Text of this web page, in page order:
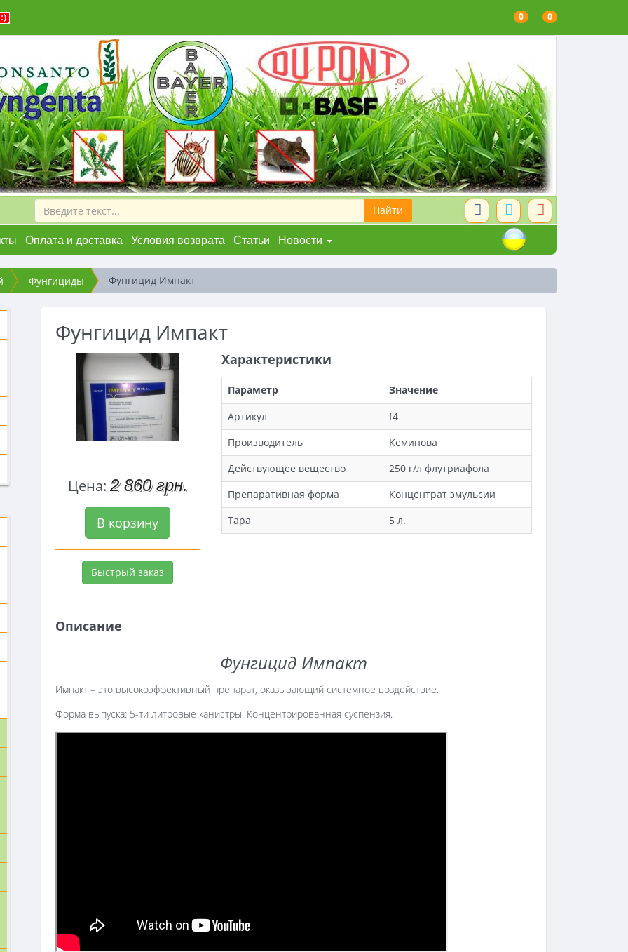
0
0
Оплата и доставка Условия возврата Статьи Новости
Фунгициды Фунгицид Импакт
Фунгицид Импакт
Цена: 2 860 грн.
В корзину
Быстрый заказ
Характеристики
Параметр
Значение
Артикул
f4
Производитель
Кеминова
Действующее вещество
250 г/л флутриафола
Препаративная форма
Концентрат эмульсии
Тара
5 л.
Описание
Фунгицид Импакт
Импакт – это высокоэффективный препарат, оказывающий системное воздействие.
Форма выпуска: 5-ти литровые канистры. Концентрированная суспензия.